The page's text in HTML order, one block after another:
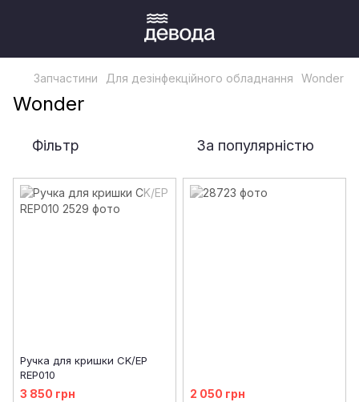
Запчастини Для дезінфекційного обладнання Wonder
Wonder
Фільтр За популярністю
Ручка для кришки CK/EP
REP010
3 850 грн 2 050 грн